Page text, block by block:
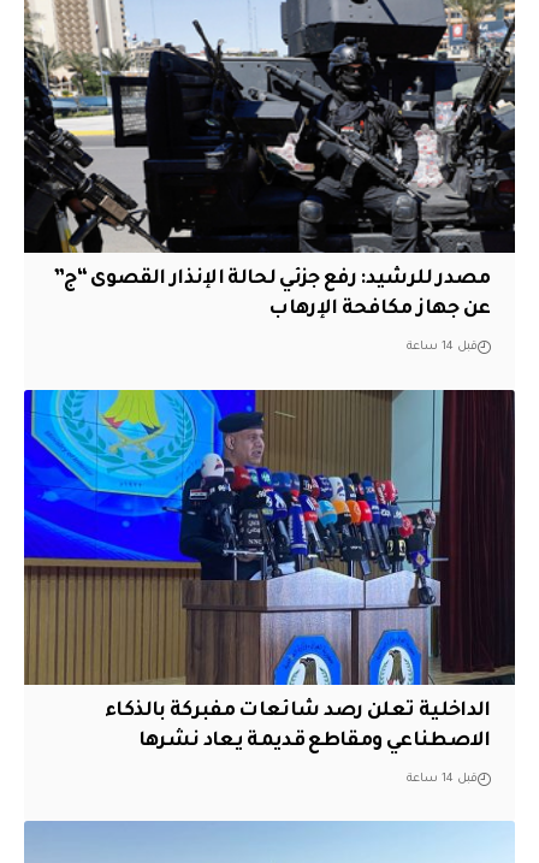
مصدر للرشيد: رفع جزئي لحالة الإنذار القصوى “ج”
عن جهاز مكافحة الإرهاب
قبل 14 ساعة
الداخلية تعلن رصد شائعات مفبركة بالذكاء
الاصطناعي ومقاطع قديمة يعاد نشرها
قبل 14 ساعة